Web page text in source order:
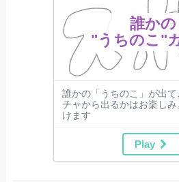
誰かの
"うちのこ"
誰かの「うちのこ」が出
チャから出るかはお楽し
けます
Play